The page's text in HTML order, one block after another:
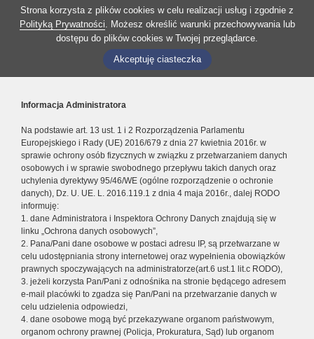
Strona korzysta z plików cookies w celu realizacji usług i zgodnie z
Polityką Prywatności. Możesz określić warunki przechowywania lub
dostępu do plików cookies w Twojej przeglądarce.
Akceptuję ciasteczka
Informacja Administratora
Na podstawie art. 13 ust. 1 i 2 Rozporządzenia Parlamentu
Europejskiego i Rady (UE) 2016/679 z dnia 27 kwietnia 2016r. w
sprawie ochrony osób fizycznych w związku z przetwarzaniem danych
osobowych i w sprawie swobodnego przepływu takich danych oraz
uchylenia dyrektywy 95/46/WE (ogólne rozporządzenie o ochronie
danych), Dz. U. UE. L. 2016.119.1 z dnia 4 maja 2016r., dalej RODO
informuję:
1. dane Administratora i Inspektora Ochrony Danych znajdują się w
linku „Ochrona danych osobowych”,
2. Pana/Pani dane osobowe w postaci adresu IP, są przetwarzane w
celu udostępniania strony internetowej oraz wypełnienia obowiązków
prawnych spoczywających na administratorze(art.6 ust.1 lit.c RODO),
3. jeżeli korzysta Pan/Pani z odnośnika na stronie będącego adresem
e-mail placówki to zgadza się Pan/Pani na przetwarzanie danych w
celu udzielenia odpowiedzi,
4. dane osobowe mogą być przekazywane organom państwowym,
organom ochrony prawnej (Policja, Prokuratura, Sąd) lub organom